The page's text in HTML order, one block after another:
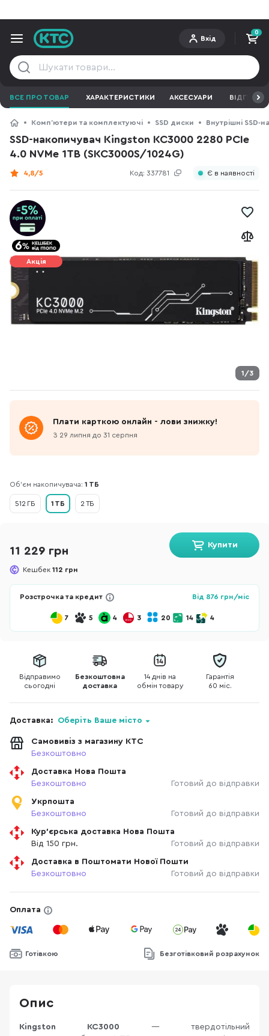
Вхід
0
ВСЕ ПРО ТОВАР ХАРАКТЕРИСТИКИ АКСЕСУАРИ ВІДГУКИ
Компʼютери та комплектуючі SSD диски Внутрішні SSD-
SSD-накопичувач Kingston KC3000 2280 PCIe
4.0 NVMe 1TB (SKC3000S/1024G)
Код: 337781
4,8/5 Є в наявності
1/3
Акція
Плати карткою онлайн - лови знижку!
З 29 липня до 31 серпня
Об'єм накопичувача: 1 ТБ
512 ГБ 1 ТБ 2 ТБ
11 229 грн
Кешбек 112 грн
Купити
Розстрочка та кредит Від 876 грн/міс
7 5 4 3 20 14 4
Відправимо
сьогодні
Безкоштовна
доставка
14 днів на
обмін товару
Гарантія
60 міс.
Доставка: Оберіть Ваше місто
Самовивіз з магазину КТС
Безкоштовно
Доставка Нова Пошта
Безкоштовно
Готовий до відправки
Укрпошта
Безкоштовно
Готовий до відправки
Кур'єрська доставка Нова Пошта
Від 150 грн.
Готовий до відправки
Доставка в Поштомати Нової Пошти
Безкоштовно
Готовий до відправки
Оплата
Готівкою Безготівковий розрахунок
Опис
Kingston KC3000 — твердотільний